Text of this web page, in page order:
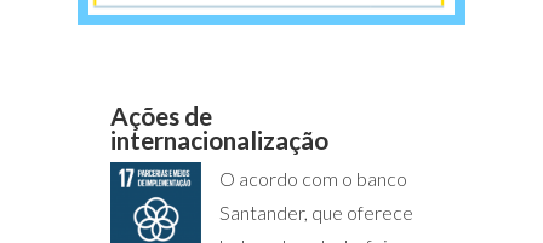
Ações de
internacionalização
O acordo com o banco
Santander, que oferece